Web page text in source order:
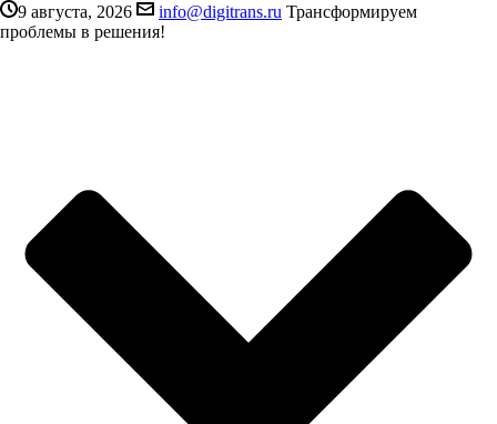
9 августа, 2026 info@digitrans.ru Трансформируем
проблемы в решения!